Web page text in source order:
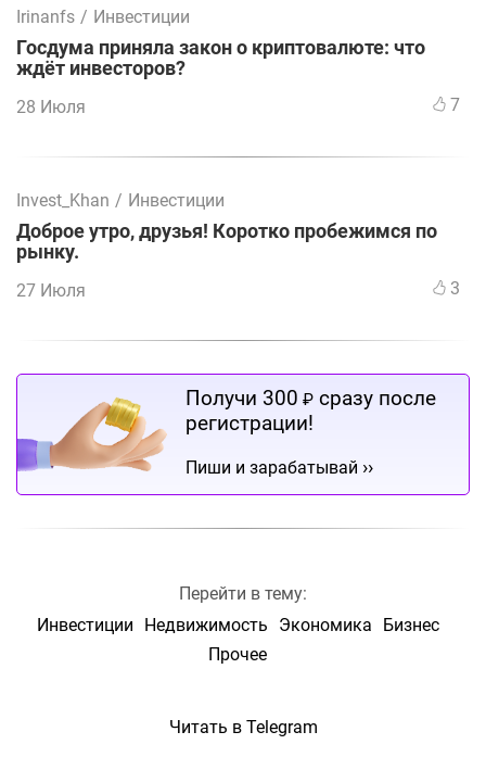
Irinanfs / Инвестиции
Госдума приняла закон о криптовалюте: что
ждёт инвесторов?
28 Июля 7
Invest_Khan / Инвестиции
Доброе утро, друзья! Коротко пробежимся по
рынку.
27 Июля 3
Получи 300 ₽ сразу после
регистрации!
Пиши и зарабатывай ››
Перейти в тему:
Инвестиции
Недвижимость Экономика
Бизнес
Прочее
Читать в Telegram